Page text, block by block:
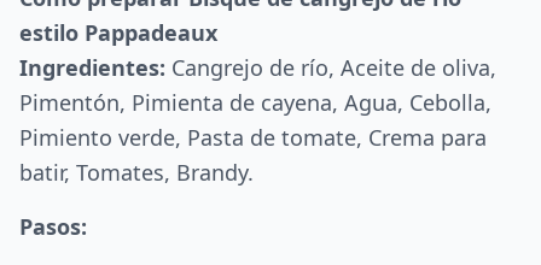
estilo Pappadeaux
Ingredientes: Cangrejo de río, Aceite de oliva,
Pimentón, Pimienta de cayena, Agua, Cebolla,
Pimiento verde, Pasta de tomate, Crema para
batir, Tomates, Brandy.
Pasos: